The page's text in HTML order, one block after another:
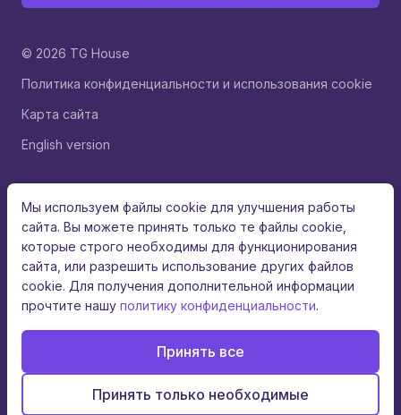
© 2026 TG House
Политика конфиденциальности и использования cookie
Карта сайта
English version
Мы используем файлы cookie для улучшения работы
сайта. Вы можете принять только те файлы cookie,
которые строго необходимы для функционирования
сайта, или разрешить использование других файлов
cookie. Для получения дополнительной информации
прочтите нашу политику конфиденциальности.
Принять все
Принять только необходимые